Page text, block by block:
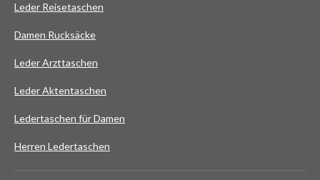
Leder Reisetaschen
Damen Rucksäcke
Leder Arzttaschen
Leder Aktentaschen
Ledertaschen für Damen
Herren Ledertaschen